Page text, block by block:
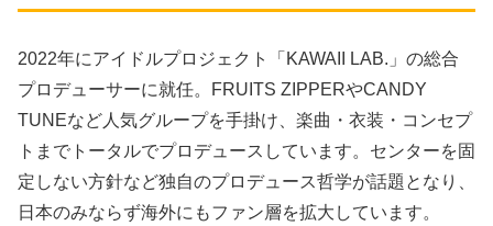
2022年にアイドルプロジェクト「KAWAII LAB.」の総合
プロデューサーに就任。FRUITS ZIPPERやCANDY
TUNEなど人気グループを手掛け、楽曲・衣装・コンセプ
トまでトータルでプロデュースしています。センターを固
定しない方針など独自のプロデュース哲学が話題となり、
日本のみならず海外にもファン層を拡大しています。